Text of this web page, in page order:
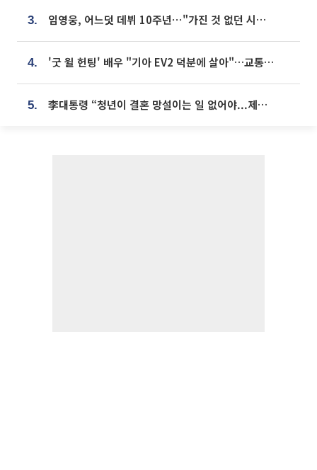
3. 임영웅, 어느덧 데뷔 10주년⋯"가진 것 없던 시절, 내 앞엔 20명의 팬뿐"
4. '굿 윌 헌팅' 배우 "기아 EV2 덕분에 살아"…교통사고 후 안전성 극찬
5. 李대통령 “청년이 결혼 망설이는 일 없어야...제도상 불이익 조사”